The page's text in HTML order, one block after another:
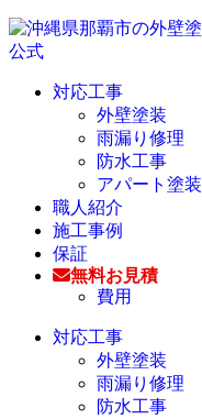
対応工事
外壁塗装
雨漏り修理
防水工事
アパート塗装
職人紹介
施工事例
保証
無料お見積
費用
対応工事
外壁塗装
雨漏り修理
防水工事